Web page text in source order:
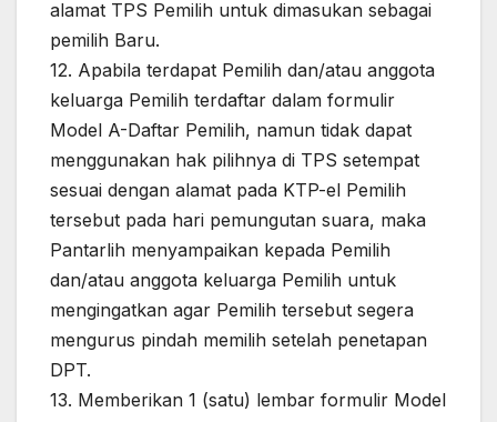
alamat TPS Pemilih untuk dimasukan sebagai
pemilih Baru.
12. Apabila terdapat Pemilih dan/atau anggota
keluarga Pemilih terdaftar dalam formulir
Model A-Daftar Pemilih, namun tidak dapat
menggunakan hak pilihnya di TPS setempat
sesuai dengan alamat pada KTP-el Pemilih
tersebut pada hari pemungutan suara, maka
Pantarlih menyampaikan kepada Pemilih
dan/atau anggota keluarga Pemilih untuk
mengingatkan agar Pemilih tersebut segera
mengurus pindah memilih setelah penetapan
DPT.
13. Memberikan 1 (satu) lembar formulir Model